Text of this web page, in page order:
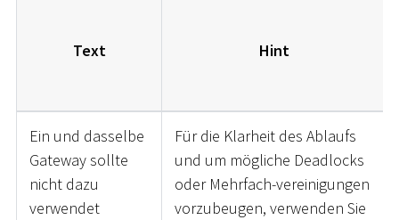
Text Hint
Ein und dasselbe
Gateway sollte
nicht dazu
verwendet
Für die Klarheit des Ablaufs
und um mögliche Deadlocks
oder Mehrfach-vereinigungen
vorzubeugen, verwenden Sie